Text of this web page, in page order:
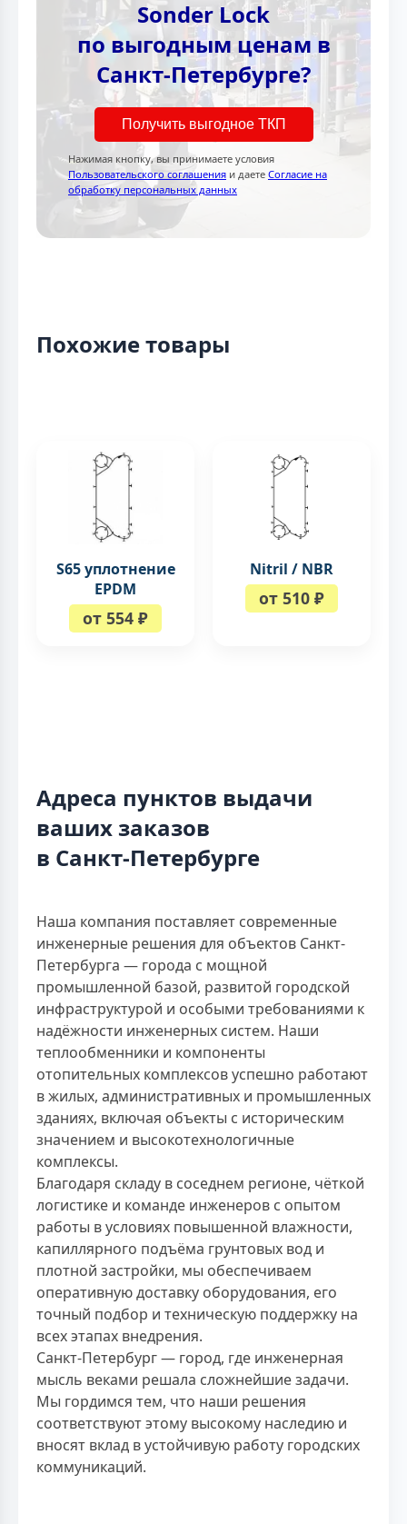
Sonder Lock
по выгодным ценам в
Санкт-Петербурге?
Получить выгодное ТКП
Нажимая кнопку, вы принимаете условия
Пользовательского соглашения и даете Согласие на
обработку персональных данных
Похожие товары
S65 уплотнение
EPDM
от 554 ₽
Nitril / NBR
от 510 ₽
Адреса пунктов выдачи
ваших заказов
в Санкт-Петербурге
Наша компания поставляет современные
инженерные решения для объектов Санкт-
Петербурга — города с мощной
промышленной базой, развитой городской
инфраструктурой и особыми требованиями к
надёжности инженерных систем. Наши
теплообменники и компоненты
отопительных комплексов успешно работают
в жилых, административных и промышленных
зданиях, включая объекты с историческим
значением и высокотехнологичные
комплексы.
Благодаря складу в соседнем регионе, чёткой
логистике и команде инженеров с опытом
работы в условиях повышенной влажности,
капиллярного подъёма грунтовых вод и
плотной застройки, мы обеспечиваем
оперативную доставку оборудования, его
точный подбор и техническую поддержку на
всех этапах внедрения.
Санкт-Петербург — город, где инженерная
мысль веками решала сложнейшие задачи.
Мы гордимся тем, что наши решения
соответствуют этому высокому наследию и
вносят вклад в устойчивую работу городских
коммуникаций.